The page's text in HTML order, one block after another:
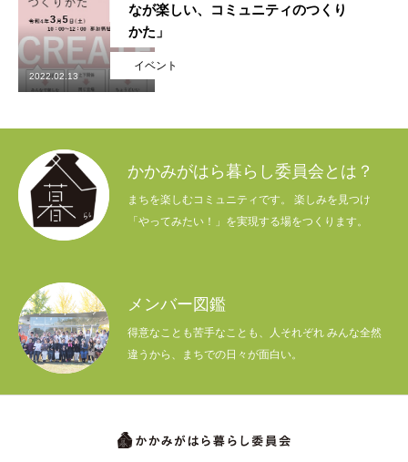
メンバー図鑑
活動内容
会社概要
お問い合わせ
かかみがはら暮らし委員会とは？ メンバー図鑑
イベント
なが楽しい、コミュニティのつくり
かた」
2022.02.13
かかみがはら暮らし委員会とは？
まちを楽しむコミュニティです。 楽しみを見つけ
「やってみたい！」を実現する場をつくります。
メンバー図鑑
得意なことも苦手なことも、人それぞれ みんな全然
違うから、まちでの日々が面白い。